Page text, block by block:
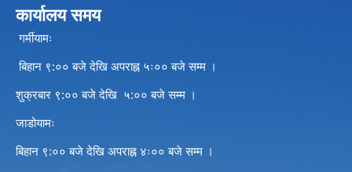
कार्यालय समय
गर्मीयामः
बिहान ९:०० बजे देखि अपराह्न ५ः०० बजे सम्म ।
शुक्रबार ९:०० बजे देखि ५:०० बजे सम्म ।
जाडोयामः
बिहान ९:०० बजे देखि अपराह्न ४ः०० बजे सम्म ।